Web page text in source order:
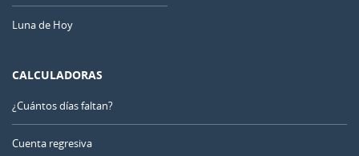
Luna de Hoy
CALCULADORAS
¿Cuántos días faltan?
Cuenta regresiva